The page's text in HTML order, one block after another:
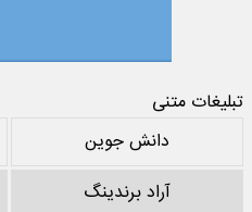
تبلیغات متنی
دانش جوین
آراد برندینگ